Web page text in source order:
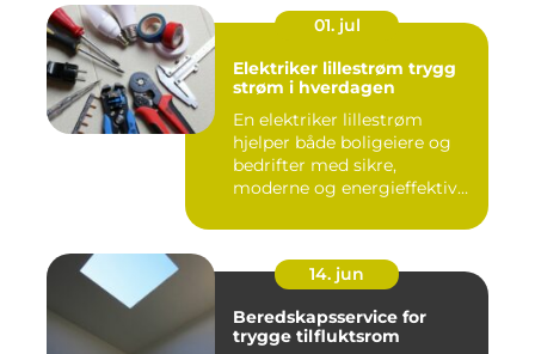
01. jul
Elektriker lillestrøm trygg
strøm i hverdagen
En elektriker lillestrøm
hjelper både boligeiere og
bedrifter med sikre,
moderne og energieffektive
14. jun
Beredskapsservice for
trygge tilfluktsrom